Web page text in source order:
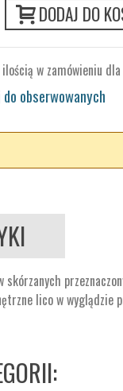
DODAJ DO
w zamówieniu
do obserwowanych
lico w wyglądzie